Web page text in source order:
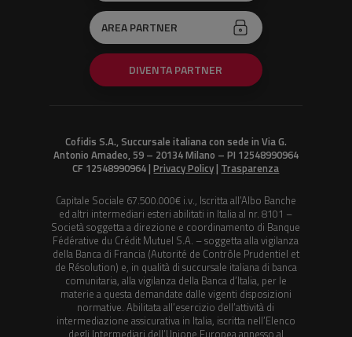
AREA PARTNER
DIVENTA PARTNER
Cofidis S.A., Succursale italiana con sede in Via G.
Antonio Amadeo, 59 – 20134 Milano – PI 12548990964
CF 12548990964 |Privacy Policy| Trasparenza
Capitale Sociale 67.500.000€ i.v., Iscritta all’Albo Banche
ed altri intermediari esteri abilitati in Italia al nr. 8101 –
Società soggetta a direzione e coordinamento di Banque
Fédérative du Crédit Mutuel S.A. – soggetta alla vigilanza
della Banca di Francia (Autorité de Contrôle Prudentiel et
de Résolution) e, in qualità di succursale italiana di banca
comunitaria, alla vigilanza della Banca d’Italia, per le
materie a questa demandate dalle vigenti disposizioni
normative. Abilitata all’esercizio dell’attività di
intermediazione assicurativa in Italia, iscritta nell’Elenco